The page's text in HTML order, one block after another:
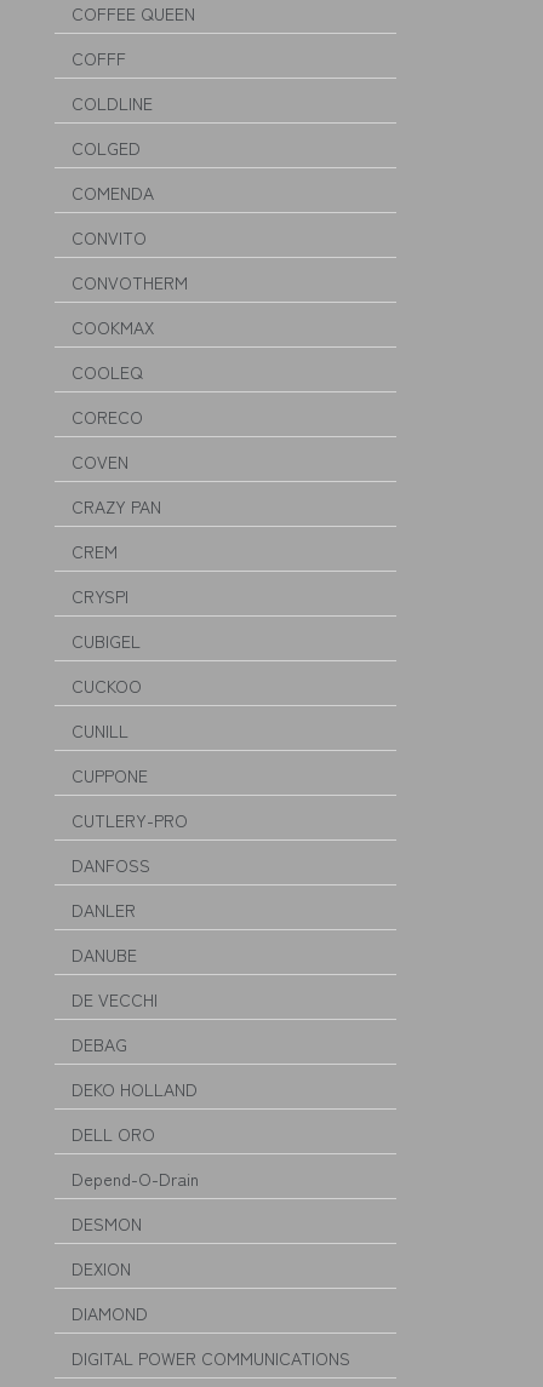
COFFEE QUEEN
COFFF
COLDLINE
COLGED
COMENDA
CONVITO
CONVOTHERM
COOKMAX
COOLEQ
CORECO
COVEN
CRAZY PAN
CREM
CRYSPI
CUBIGEL
CUCKOO
CUNILL
CUPPONE
CUTLERY-PRO
DANFOSS
DANLER
DANUBE
DE VECCHI
DEBAG
DEKO HOLLAND
DELL ORO
Depend-O-Drain
DESMON
DEXION
DIAMOND
DIGITAL POWER COMMUNICATIONS